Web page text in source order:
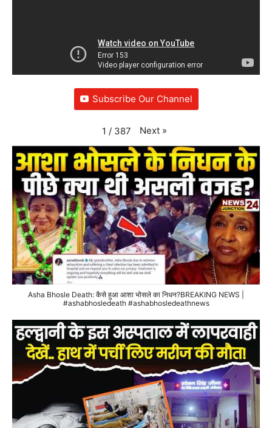
Subscribe Our Channel
1 / 387 Next »
Asha Bhosle Death: कैसे हुआ आशा भोसले का निधन?BREAKING NEWS |
#ashabhosledeath #ashabhosledeathnews